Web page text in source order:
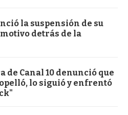
la suspensión de su
detrás de la
de Canal 10 denunció que
lo siguió y enfrentó